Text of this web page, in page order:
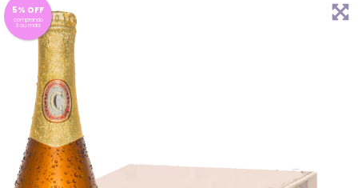
5% OFF
comprando
3 ou mais